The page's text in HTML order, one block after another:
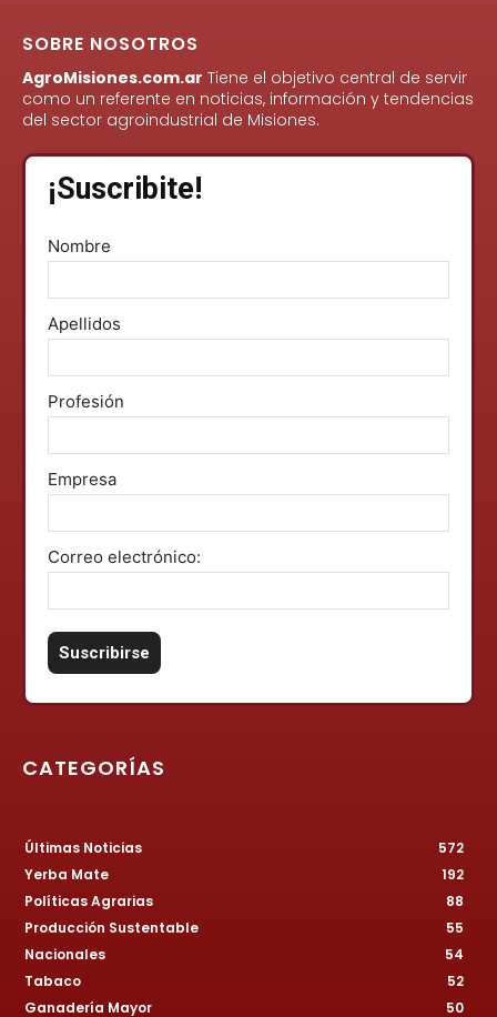
SOBRE NOSOTROS
AgroMisiones.com.ar Tiene el objetivo central de servir
como un referente en noticias, información y tendencias
del sector agroindustrial de Misiones.
¡Suscribite!
Nombre
Apellidos
Profesión
Empresa
Correo electrónico:
CATEGORÍAS
Últimas Noticias
572
Yerba Mate
192
Políticas Agrarias
88
Producción Sustentable
55
Nacionales
54
Tabaco
52
Ganadería Mayor
50